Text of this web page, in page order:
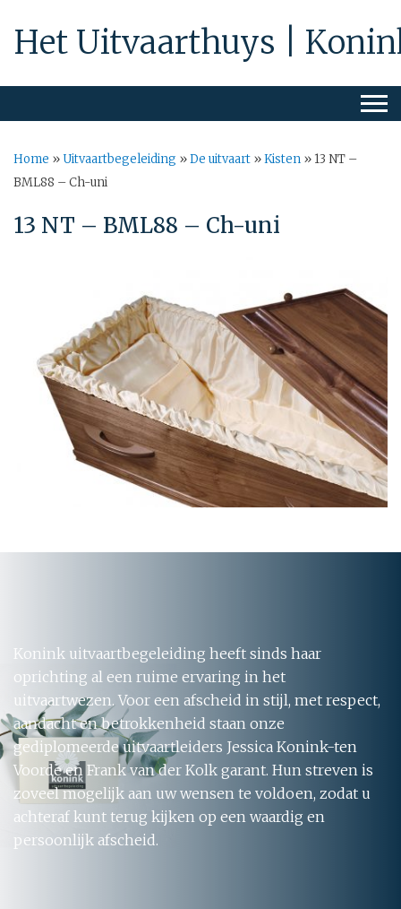
Het Uitvaarthuys |
Home »Uitvaartbegeleiding »De uitvaart »Kisten » 13 NT –
BML88 – Ch-uni
13 NT – BML88 – Ch-uni
Konink uitvaartbegeleiding heeft sinds haar
oprichting al een ruime ervaring in het
uitvaartwezen. Voor een afscheid in stijl, met respect,
aandacht en betrokkenheid staan onze
gediplomeerde uitvaartleiders Jessica Konink-ten
Voorde en Frank van der Kolk garant. Hun streven is
zoveel mogelijk aan uw wensen te voldoen, zodat u
achteraf kunt terug kijken op een waardig en
persoonlijk afscheid.